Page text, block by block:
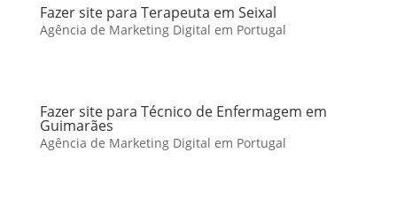
Fazer site para Terapeuta em Seixal
Agência de Marketing Digital em Portugal
Fazer site para Técnico de Enfermagem em
Guimarães
Agência de Marketing Digital em Portugal